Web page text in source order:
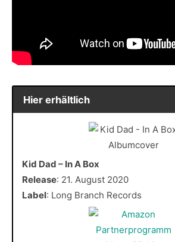
Hier erhältlich
Kid Dad – In A Box
Release: 21. August 2020
Label: Long Branch Records